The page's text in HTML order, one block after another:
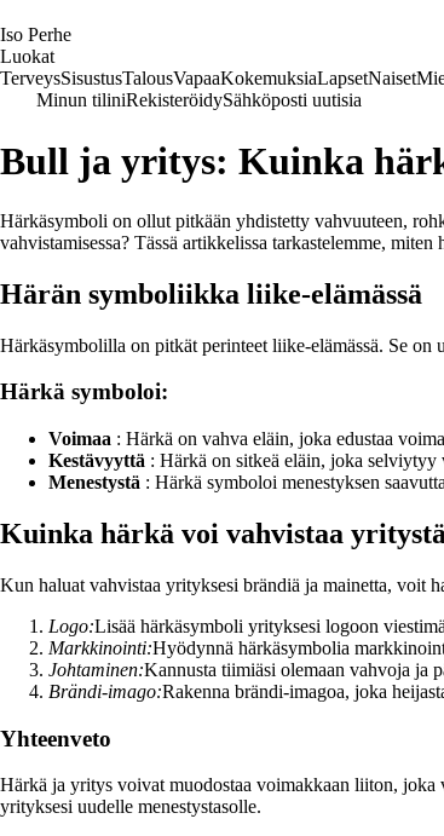
Iso Perhe
Luokat
TerveysSisustusTalousVapaaKokemuksiaLapsetNaiset
Minun tiliniRekisteröidySähköposti uutisia
Bull ja yritys: Kuinka
Härkäsymboli on ollut pitkään yhdistetty vahvuuteen,
vahvistamisessa? Tässä artikkelissa tarkastelemme,
Härän symboliikka liike-elämässä
Härkäsymbolilla on pitkät perinteet liike-elämässä. Se on
Härkä symboloi:
Voimaa : Härkä on vahva eläin, joka edustaa
Kestävyyttä : Härkä on sitkeä eläin, joka selviytyy
Menestystä : Härkä symboloi menestyksen
Kuinka härkä voi vahvistaa
Kun haluat vahvistaa yrityksesi brändiä ja mainetta, voit
Logo:Lisää härkäsymboli yrityksesi logoon
Markkinointi:Hyödynnä härkäsymbolia
Johtaminen:Kannusta tiimiäsi olemaan vahvoja ja
Brändi-imago:Rakenna brändi-imagoa, joka
Yhteenveto
Härkä ja yritys voivat muodostaa voimakkaan liiton, joka
yrityksesi uudelle menestystasolle.